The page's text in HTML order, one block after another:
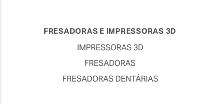
FRESADORAS E IMPRESSORAS 3D
IMPRESSORAS 3D
FRESADORAS
FRESADORAS DENTÁRIAS